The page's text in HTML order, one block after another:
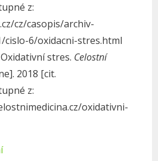
z:
cz/casopis/archiv-
cislo-6/oxidacni-stres.html
Oxidativní stres. Celostní
2018 [cit.
z:
oxidativni-